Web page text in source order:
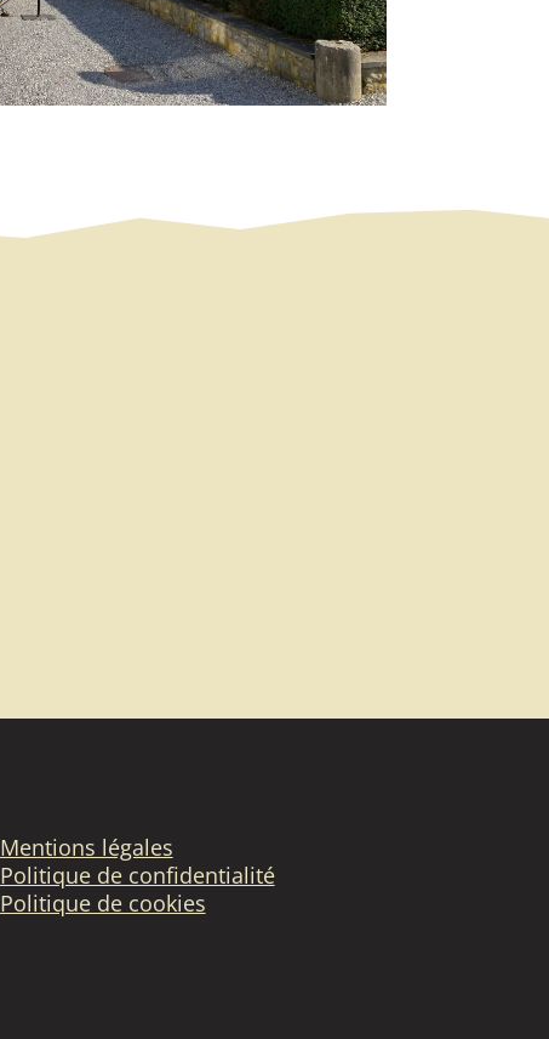
Mentions légales
Politique de confidentialité
Politique de cookies